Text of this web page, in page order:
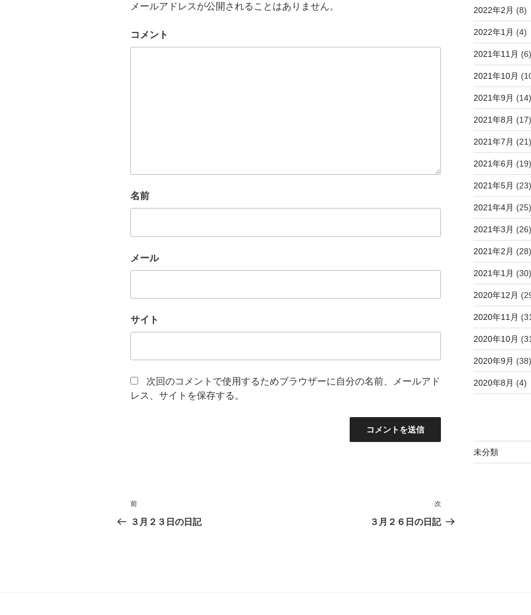
メールアドレスが公開されることはありません。
コメント
名前
メール
サイト
次回のコメントで使用するためブラウザーに自分の名前、メールアド
レス、サイトを保存する。
投
稿
過
去
前
３月２３日の日記
の
次
３月２６日の日記
2022年2月 (8)
2022年1月 (4)
2021年11月 (6)
2021年10月
2021年9月 (14)
2021年8月 (17)
2021年7月 (21)
2021年6月 (19)
2021年5月 (23)
2021年4月 (25)
2021年3月 (26)
2021年2月 (28)
2021年1月 (30)
2020年12月
2020年11月
2020年10月
2020年9月 (38)
2020年8月 (4)
未分類